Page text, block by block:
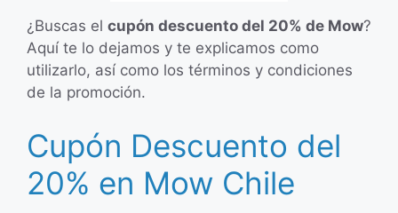
¿Buscas el cupón descuento del 20% de Mow?
Aquí te lo dejamos y te explicamos como
utilizarlo, así como los términos y condiciones
de la promoción.
Cupón Descuento del
20% en Mow Chile